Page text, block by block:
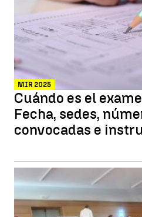
MIR 2025
Cuándo es el
Fecha, sedes,
convocadas e